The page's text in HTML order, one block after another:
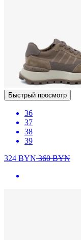
Быстрый просмотр
36
37
38
39
324 BYN360BYN